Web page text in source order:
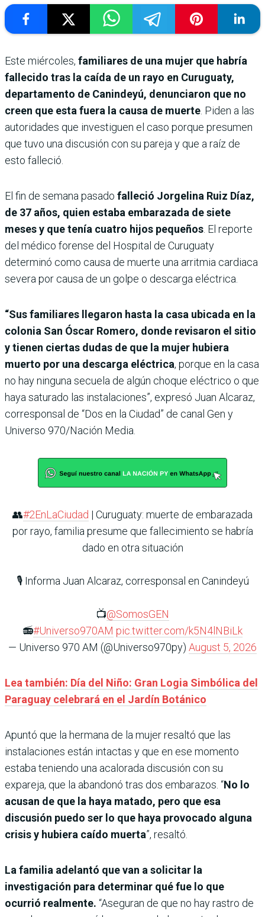
Este miércoles, familiares de una mujer que habría
fallecido tras la caída de un rayo en Curuguaty,
departamento de Canindeyú, denunciaron que no
creen que esta fuera la causa de muerte . Piden a las
autoridades que investiguen el caso porque presumen
que tuvo una discusión con su pareja y que a raíz de
esto falleció.
El fin de semana pasado falleció Jorgelina Ruiz Díaz,
de 37 años, quien estaba embarazada de siete
meses y que tenía cuatro hijos pequeños . El reporte
del médico forense del Hospital de Curuguaty
determinó como causa de muerte una arritmia cardiaca
severa por causa de un golpe o descarga eléctrica.
“Sus familiares llegaron hasta la casa ubicada en la
colonia San Óscar Romero, donde revisaron el sitio
y tienen ciertas dudas de que la mujer hubiera
muerto por una descarga eléctrica, porque en la casa
no hay ninguna secuela de algún choque eléctrico o que
haya saturado las instalaciones”, expresó Juan Alcaraz,
corresponsal de “Dos en la Ciudad” de canal Gen y
Universo 970/Nación Media.
👥#2EnLaCiudad | Curuguaty: muerte de embarazada
por rayo, familia presume que fallecimiento se habría
dado en otra situación
🎙️ Informa Juan Alcaraz, corresponsal en Canindeyú
📺@SomosGEN
📻#Universo970AM pic.twitter.com/k5N4lNBiLk
— Universo 970 AM (@Universo970py) August 5, 2026
Lea también: Día del Niño: Gran Logia Simbólica del
Paraguay celebrará en el Jardín Botánico
Apuntó que la hermana de la mujer resaltó que las
instalaciones están intactas y que en ese momento
estaba teniendo una acalorada discusión con su
expareja, que la abandonó tras dos embarazos. “No lo
acusan de que la haya matado, pero que esa
discusión puedo ser lo que haya provocado alguna
crisis y hubiera caído muerta”, resaltó.
La familia adelantó que van a solicitar la
investigación para determinar qué fue lo que
ocurrió realmente. “Aseguran de que no hay rastro de